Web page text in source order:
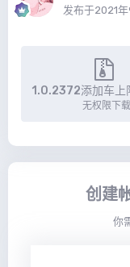
发布于2021
1.0.2372添加车
无权限下载
创建
你